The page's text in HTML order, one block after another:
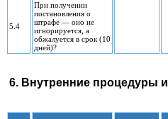
5.4
При получении
постановления о
штрафе — оно не
игнорируется, а
обжалуется в срок (10
дней)?
6. Внутренние процедуры